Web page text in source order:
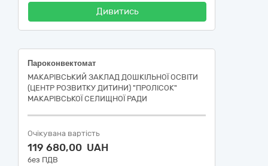
Дивитись
Пароконвектомат
МАКАРІВСЬКИЙ ЗАКЛАД ДОШКІЛЬНОЇ ОСВІТИ
(ЦЕНТР РОЗВИТКУ ДИТИНИ) "ПРОЛІСОК"
МАКАРІВСЬКОЇ СЕЛИЩНОЇ РАДИ
Очікувана вартість
119 680,00 UAH
без ПДВ